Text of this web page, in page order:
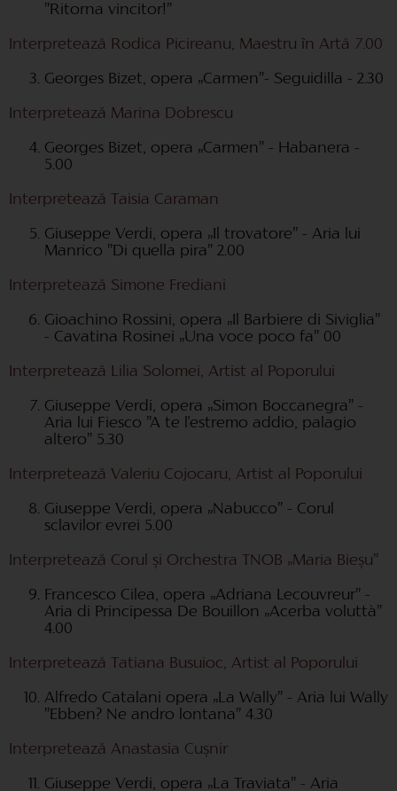
”Ritorna vincitor!”
Interpretează Rodica Picireanu, Maestru în Artă 7.00
Georges Bizet, opera „Carmen”- Seguidilla - 2.30
Interpretează Marina Dobrescu
Georges Bizet, opera „Carmen” - Habanera -
5.00
Interpretează Taisia Caraman
Giuseppe Verdi, opera „Il trovatore” - Aria lui
Manrico ”Di quella pira” 2.00
Interpretează Simone Frediani
Gioachino Rossini, opera „Il Barbiere di Siviglia”
- Cavatina Rosinei „Una voce poco fa” 00
Interpretează Lilia Solomei, Artist al Poporului
Giuseppe Verdi, opera „Simon Boccanegra” -
Aria lui Fiesco ”A te l'estremo addio, palagio
altero” 5.30
Interpretează Valeriu Cojocaru, Artist al Poporului
Giuseppe Verdi, opera „Nabucco” - Corul
sclavilor evrei 5.00
Interpretează Corul și Orchestra TNOB „Maria Bieșu”
Francesco Cilea, opera „Adriana Lecouvreur” -
Aria di Principessa De Bouillon „Acerba voluttà”
4.00
Interpretează Tatiana Busuioc, Artist al Poporului
Alfredo Catalani opera „La Wally” - Aria lui Wally
”Ebben? Ne andro lontana” 4.30
Interpretează Anastasia Cușnir
Giuseppe Verdi, opera „La Traviata” - Aria